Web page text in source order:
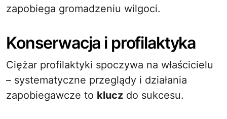
zapobiega gromadzeniu wilgoci.
Konserwacja i profilaktyka
Ciężar profilaktyki spoczywa na właścicielu
– systematyczne przeglądy i działania
zapobiegawcze to klucz do sukcesu.